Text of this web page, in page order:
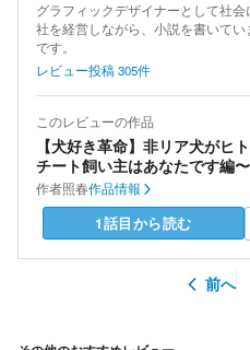
グラフィックデザイナーとして社
社を経営しながら、小説を書いて
です。
レビュー投稿305件
このレビューの作品
【犬好き革命】非リア犬が
チート飼い主はあなたです編〜
作者照春作品情報
1話目から読む
前へ